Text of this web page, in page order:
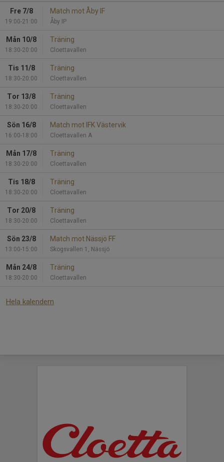
Fre 7/8
19:00-21:00
Match mot Åby IF
Åby IP
Mån 10/8
18:30-20:00
Träning
Cloettavallen
Tis 11/8
18:30-20:00
Träning
Cloettavallen
Tor 13/8
18:30-20:00
Träning
Cloettavallen
Sön 16/8
16:00-18:00
Match mot IFK Västervik
Cloettavallen A
Mån 17/8
18:30-20:00
Träning
Cloettavallen
Tis 18/8
18:30-20:00
Träning
Cloettavallen
Tor 20/8
18:30-20:00
Träning
Cloettavallen
Sön 23/8
13:00-15:00
Match mot Nässjö FF
Skogsvallen 1, Nässjö
Mån 24/8
18:30-20:00
Träning
Cloettavallen
Hela kalendern